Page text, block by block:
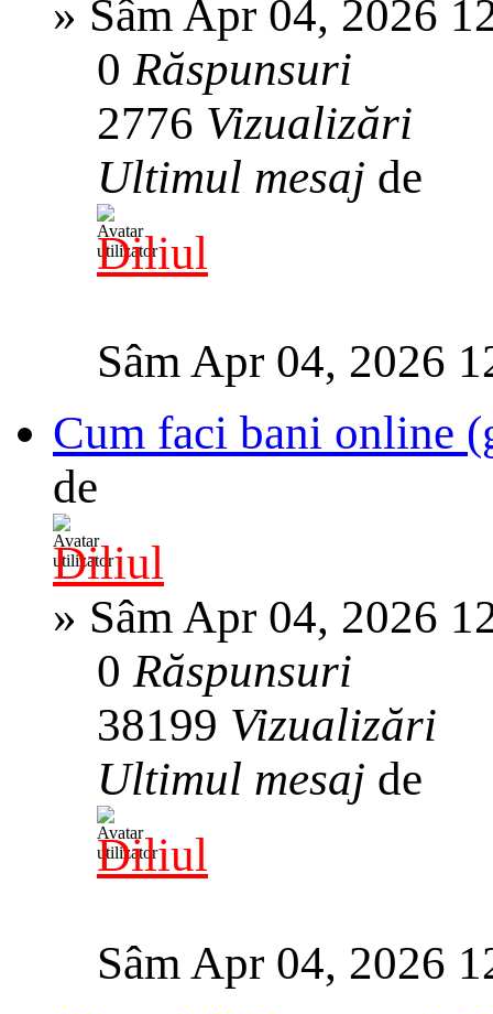
» Sâm Apr 04, 2026
0Răspunsuri
2776 Vizualizări
Ultimul mesaj de
Diliul
Sâm Apr 04, 2026
Cum faci bani online
de
Diliul
» Sâm Apr 04, 2026
0Răspunsuri
38199 Vizualizări
Ultimul mesaj de
Diliul
Sâm Apr 04, 2026